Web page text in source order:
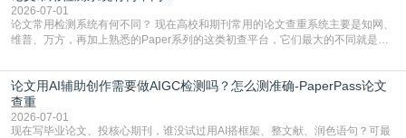
复片
2026-07-01
论文常用检测系统有何不同？ 现在高校和期刊常用的论文查重系统主要是知网、
维普、万方，再加上熟悉的Paper系列的这类初查平台，它们最大的不同就是数
查数值误导。知网（CNKI）是学校定稿检测的绝对主流。本科用PMLC，含大学
生联合比对库，能比历届学长论文，硕博用VIP/TMLC，含学术论文联合比对
库，期刊投稿用AMLMC/SML
论文用AI辅助创作需要做AIGC检测吗？怎么测准确-PaperPass论文
查重
2026-07-01
现在写毕业论文、投核心期刊，谁没试过用AI搭框架、整文献、润色语句？可最